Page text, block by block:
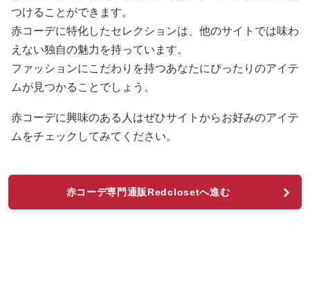
つけることができます。
赤コーデに特化したセレクションは、他のサイトでは味わ
えない独自の魅力を持っています。
ファッションにこだわりを持つあなたにぴったりのアイテ
ムが見つかることでしょう。
赤コーデに興味のある人はぜひサイトからお好みのアイテ
ムをチェックしてみてください。
赤コーデ専門通販Redclosetへ進む